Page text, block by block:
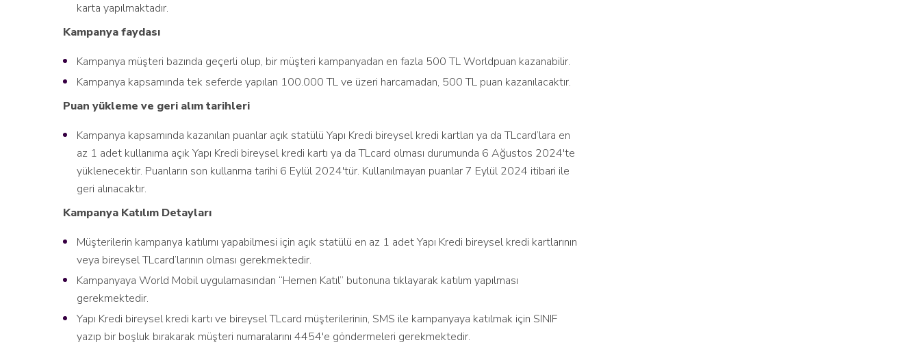
karta yapılmaktadır.
Kampanya faydası
Kampanya müşteri bazında geçerli olup, bir müşteri kampanyadan en fazla 500 TL Worldpuan kazanabilir.
Kampanya kapsamında tek seferde yapılan 100.000 TL ve üzeri harcamadan, 500 TL puan kazanılacaktır.
Puan yükleme ve geri alım tarihleri
Kampanya kapsamında kazanılan puanlar açık statülü Yapı Kredi bireysel kredi kartları ya da TLcard’lara en
az 1 adet kullanıma açık Yapı Kredi bireysel kredi kartı ya da TLcard olması durumunda 6 Ağustos 2024'te
yüklenecektir. Puanların son kullanma tarihi 6 Eylül 2024'tür. Kullanılmayan puanlar 7 Eylül 2024 itibari ile
geri alınacaktır.
Kampanya Katılım Detayları
Müşterilerin kampanya katılımı yapabilmesi için açık statülü en az 1 adet Yapı Kredi bireysel kredi kartlarının
veya bireysel TLcard’larının olması gerekmektedir.
Kampanyaya World Mobil uygulamasından “Hemen Katıl” butonuna tıklayarak katılım yapılması
gerekmektedir.
Yapı Kredi bireysel kredi kartı ve bireysel TLcard müşterilerinin, SMS ile kampanyaya katılmak için SINIF
yazıp bir boşluk bırakarak müşteri numaralarını 4454'e göndermeleri gerekmektedir.